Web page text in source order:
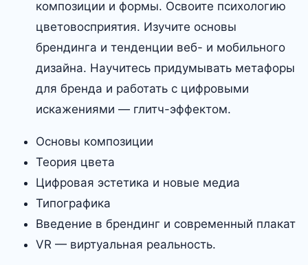
композиции и формы. Освоите психологию
цветовосприятия. Изучите основы
брендинга и тенденции веб- и мобильного
дизайна. Научитесь придумывать метафоры
для бренда и работать с цифровыми
искажениями — глитч-эффектом.
Основы композиции
Теория цвета
Цифровая эстетика и новые медиа
Типографика
Введение в брендинг и современный плакат
VR — виртуальная реальность.